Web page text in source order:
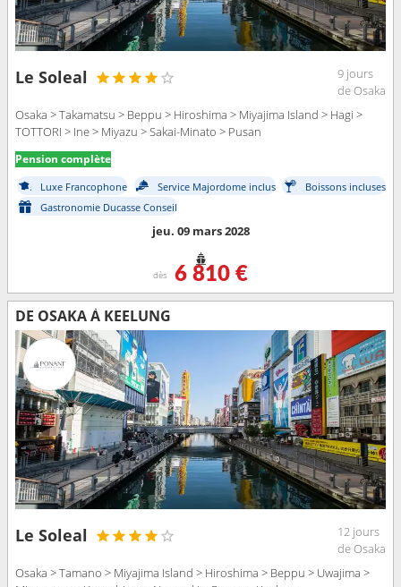
Le Soleal
9 jours
de Osaka
Osaka > Takamatsu > Beppu > Hiroshima > Miyajima Island > Hagi >
TOTTORI > Ine > Miyazu > Sakai-Minato > Pusan
Pension complète
Luxe Francophone Service Majordome inclus
Boissons incluses
Gastronomie Ducasse Conseil
jeu. 09 mars 2028
dès 6 810 €
DE OSAKA À KEELUNG
Le Soleal
12 jours
de Osaka
Osaka > Tamano > Miyajima Island > Hiroshima > Beppu > Uwajima >